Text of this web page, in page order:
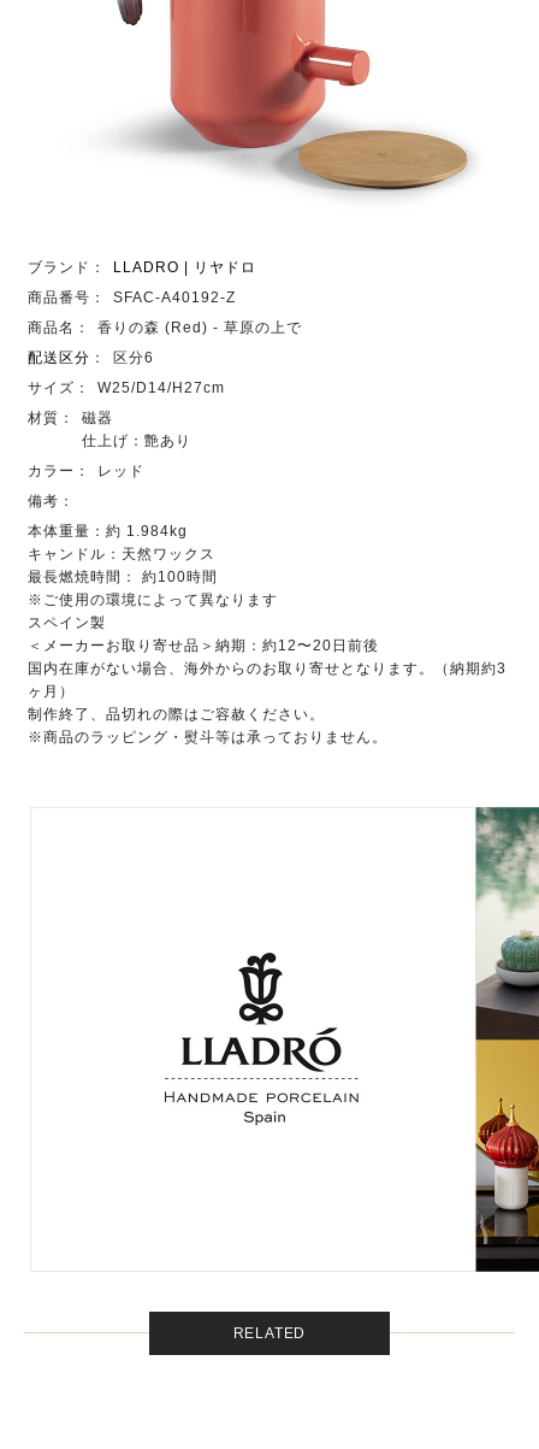
ブランド：
LLADRO | リヤドロ
商品番号：
SFAC-A40192-Z
商品名：
香りの森 (Red) - 草原の上で
配送区分 ：
区分6
サイズ：
W25/D14/H27cm
材質：
磁器
仕上げ：艶あり
カラー：
レッド
備考：
本体重量：約 1.984kg
キャンドル：天然ワックス
最長燃焼時間： 約100時間
※ご使用の環境によって異なります
スペイン製
＜メーカーお取り寄せ品＞納期：約12〜20日前後
国内在庫がない場合、海外からのお取り寄せとなります。（納期約3
ヶ月）
制作終了、品切れの際はご容赦ください。
※商品のラッピング・熨斗等は承っておりません。
RELATED